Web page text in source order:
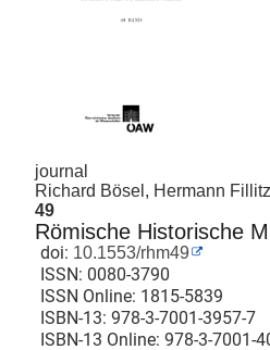
journal
Richard Bösel, Hermann Fillitz
49
Römische Historische
doi: 10.1553/rhm49
ISSN: 0080-3790
ISSN Online: 1815-5839
ISBN-13: 978-3-7001-3957-7
ISBN-13 Online: 978-3-7001-